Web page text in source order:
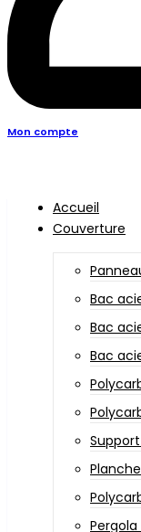
Mon compte
Accueil
Couverture
Bac
Bac
Bac